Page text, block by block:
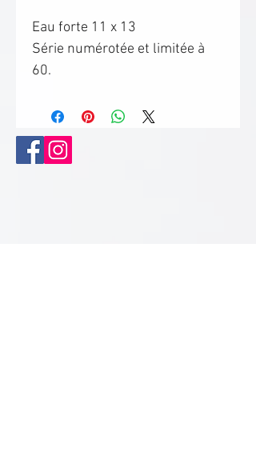
Eau forte 11 x 13
Série numérotée et limitée à
60.